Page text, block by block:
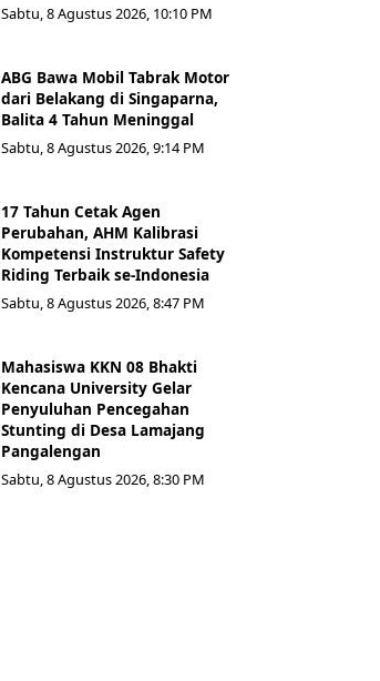
Sabtu, 8 Agustus 2026, 10:10 PM
ABG Bawa Mobil Tabrak Motor
dari Belakang di Singaparna,
Balita 4 Tahun Meninggal
Sabtu, 8 Agustus 2026, 9:14 PM
17 Tahun Cetak Agen
Perubahan, AHM Kalibrasi
Kompetensi Instruktur Safety
Riding Terbaik se-Indonesia
Sabtu, 8 Agustus 2026, 8:47 PM
Mahasiswa KKN 08 Bhakti
Kencana University Gelar
Penyuluhan Pencegahan
Stunting di Desa Lamajang
Pangalengan
Sabtu, 8 Agustus 2026, 8:30 PM